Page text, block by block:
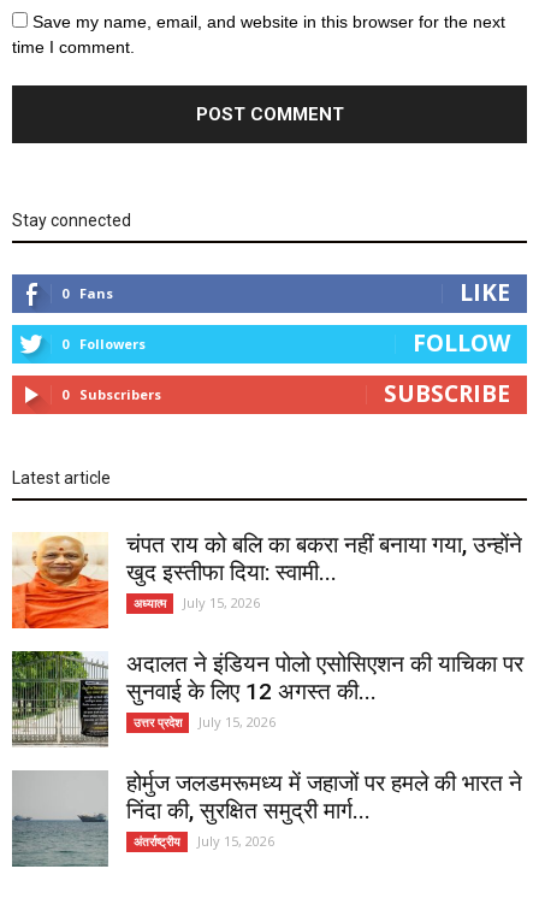
Save my name, email, and website in this browser for the next
time I comment.
Stay connected
0 Fans LIKE
0 Followers FOLLOW
0 Subscribers SUBSCRIBE
Latest article
चंपत राय को बलि का बकरा नहीं बनाया गया, उन्होंने
खुद इस्तीफा दिया: स्वामी...
अध्यात्म July 15, 2026
अदालत ने इंडियन पोलो एसोसिएशन की याचिका पर
सुनवाई के लिए 12 अगस्त की...
उत्तर प्रदेश July 15, 2026
होर्मुज जलडमरूमध्य में जहाजों पर हमले की भारत ने
निंदा की, सुरक्षित समुद्री मार्ग...
अंतर्राष्ट्रीय July 15, 2026